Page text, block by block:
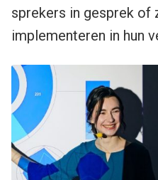
sprekers in gesprek of
implementeren in hun